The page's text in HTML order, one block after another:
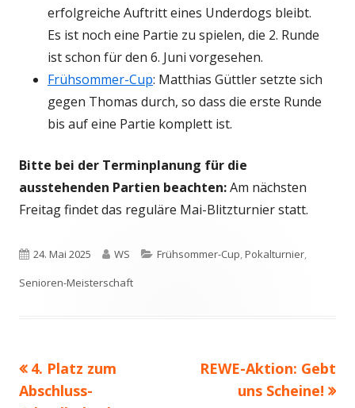
erfolgreiche Auftritt eines Underdogs bleibt.
Es ist noch eine Partie zu spielen, die 2. Runde
ist schon für den 6. Juni vorgesehen.
Frühsommer-Cup: Matthias Güttler setzte sich
gegen Thomas durch, so dass die erste Runde
bis auf eine Partie komplett ist.
Bitte bei der Terminplanung für die
ausstehenden Partien beachten:Am nächsten
Freitag findet das reguläre Mai-Blitzturnier statt.
Veröffentlicht
am
24. Mai 2025 Autor
WS Kategorien
Frühsommer-Cup,Pokalturnier,
Senioren-Meisterschaft
Beitragsnavigation
Vorheriger
Beitrag:
4. Platz zum
Abschluss-
Nächster
Beitrag
REWE-Aktion: Gebt
uns Scheine!